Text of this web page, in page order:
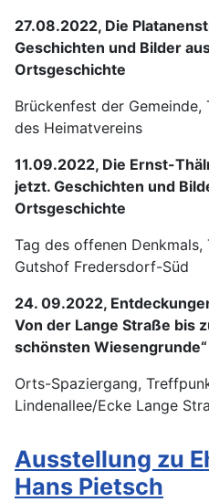
27.08.2022, Die
Geschichten und Bilder
Ortsgeschichte
Brückenfest der Gemeinde,
des Heimatvereins
11.09.2022, Die Ernst-
jetzt. Geschichten und
Ortsgeschichte
Tag des offenen
Gutshof Fredersdorf-Süd
24. 09.2022,
Von der Lange Straße bis
schönsten Wiesengrunde“
Orts-Spaziergang,
Lindenallee/Ecke Lange
Ausstellung zu
Hans Pietsch